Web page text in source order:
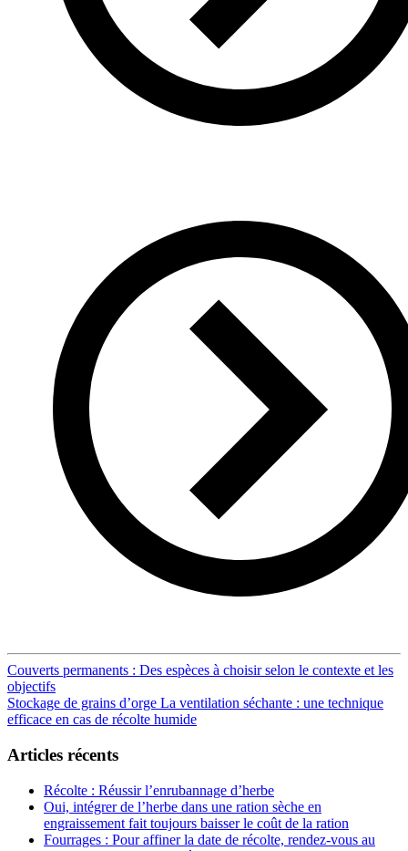
Post
navigation
Couverts permanents : Des espèces à choisir selon le contexte et les
objectifs
Stockage de grains d’orge La ventilation séchante : une technique
efficace en cas de récolte humide
Articles récents
Récolte : Réussir l’enrubannage d’herbe
Oui, intégrer de l’herbe dans une ration sèche en
engraissement fait toujours baisser le coût de la ration
Fourrages : Pour affiner la date de récolte, rendez-vous au